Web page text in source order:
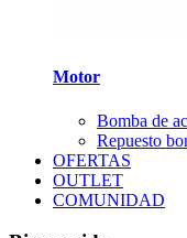
Motor
Bomba de
Repuesto
OFERTAS
OUTLET
COMUNIDAD